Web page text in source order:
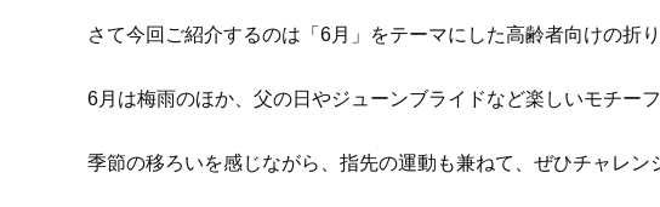
さて今回ご紹介するのは「6月」をテーマにした高齢者向けの折
6月は梅雨のほか、父の日やジューンブライドなど楽しいモチー
季節の移ろいを感じながら、指先の運動も兼ねて、ぜひチャレン